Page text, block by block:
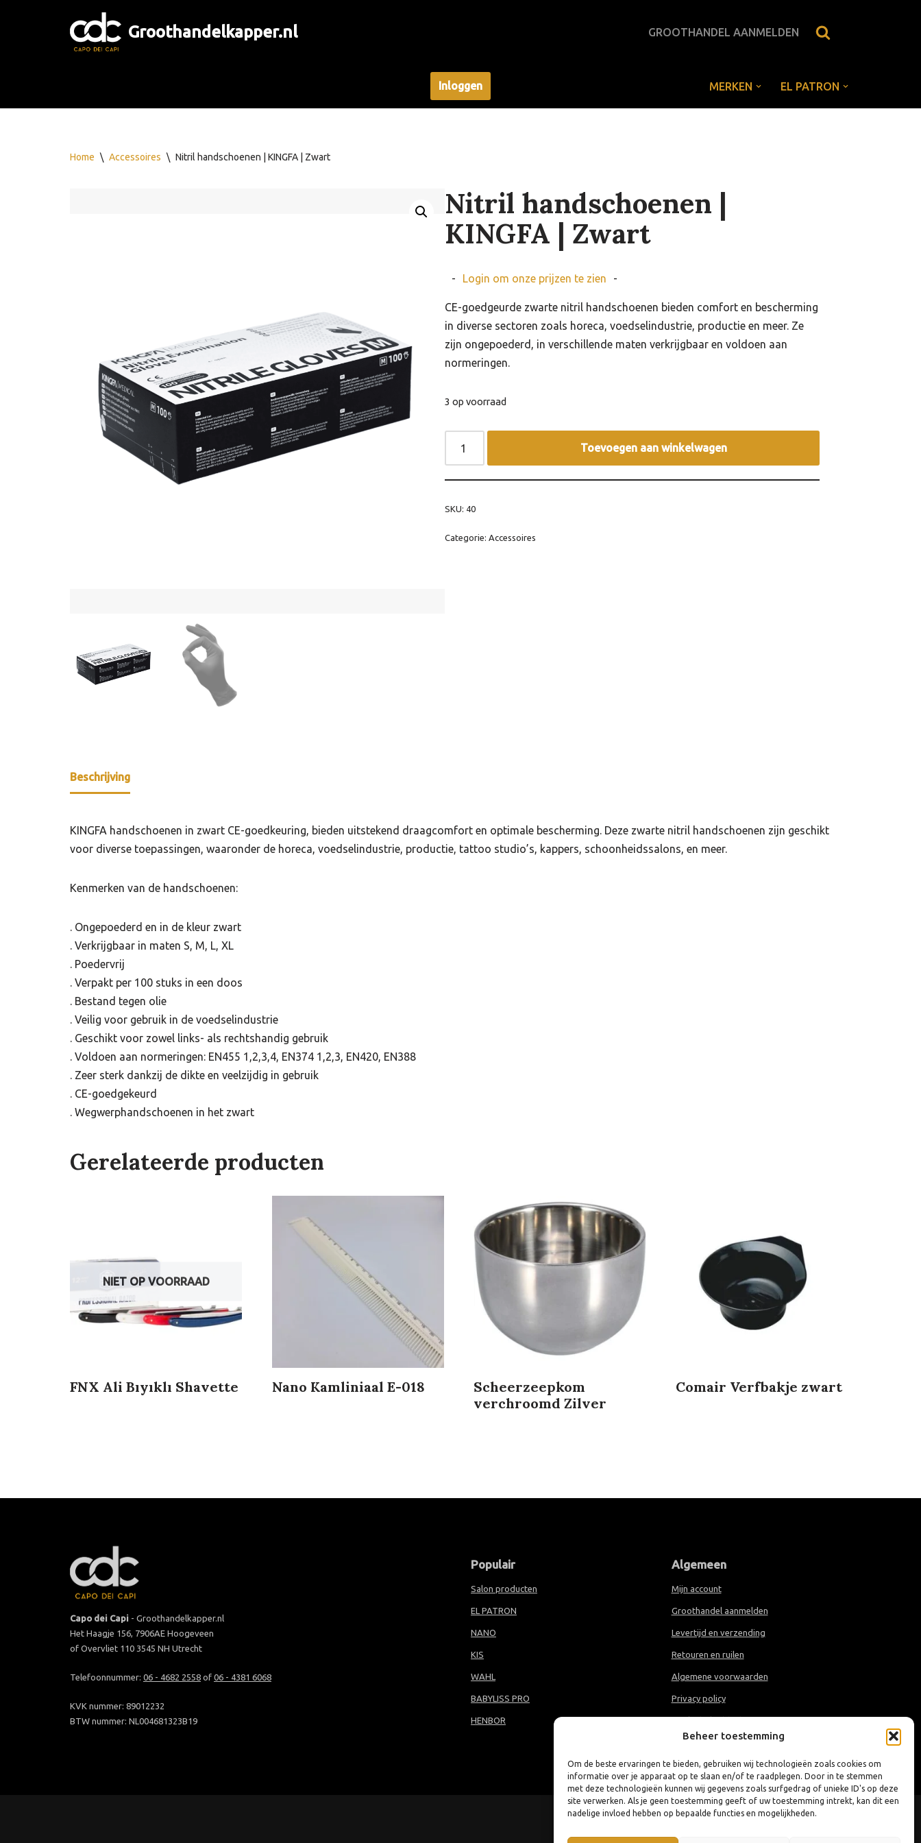
Beheer toestemming
Om de beste ervaringen te bieden, gebruiken wij technologieën zoals cookies om
informatie over je apparaat op te slaan en/of te raadplegen. Door in te stemmen
met deze technologieën kunnen wij gegevens zoals surfgedrag of unieke ID's op deze
site verwerken. Als je geen toestemming geeft of uw toestemming intrekt, kan dit een
nadelige invloed hebben op bepaalde functies en mogelijkheden.
Groothandelkapper.nl GROOTHANDEL AANMELDEN
Inloggen MERKEN EL PATRON
Home \ Accessoires \ Nitril handschoenen | KINGFA | Zwart
Nitril handschoenen |
KINGFA | Zwart
- Login om onze prijzen te zien -
CE-goedgeurde zwarte nitril handschoenen bieden comfort en bescherming
in diverse sectoren zoals horeca, voedselindustrie, productie en meer. Ze
zijn ongepoederd, in verschillende maten verkrijgbaar en voldoen aan
normeringen.
3 op voorraad
Toevoegen aan winkelwagen
SKU: 40
Categorie:Accessoires
Beschrijving
KINGFA handschoenen in zwart CE-goedkeuring, bieden uitstekend draagcomfort en optimale bescherming. Deze zwarte nitril handschoenen zijn geschikt
voor diverse toepassingen, waaronder de horeca, voedselindustrie, productie, tattoo studio’s, kappers, schoonheidssalons, en meer.
Kenmerken van de handschoenen:
. Ongepoederd en in de kleur zwart
. Verkrijgbaar in maten S, M, L, XL
. Poedervrij
. Verpakt per 100 stuks in een doos
. Bestand tegen olie
. Veilig voor gebruik in de voedselindustrie
. Geschikt voor zowel links- als rechtshandig gebruik
. Voldoen aan normeringen: EN455 1,2,3,4, EN374 1,2,3, EN420, EN388
. Zeer sterk dankzij de dikte en veelzijdig in gebruik
. CE-goedgekeurd
. Wegwerphandschoenen in het zwart
Gerelateerde producten
NIET OP VOORRAAD
FNX Ali Bıyıklı Shavette Nano Kamliniaal E-018
Scheerzeepkom
verchroomd Zilver
Comair Verfbakje zwart
Capo dei Capi - Groothandelkapper.nl
Het Haagje 156, 7906AE Hoogeveen
of Overvliet 110 3545 NH Utrecht
Telefoonnummer: 06 - 4682 2558 of 06 - 4381 6068
KVK nummer: 89012232
BTW nummer: NL004681323B19
Populair
Salon producten
EL PATRON
NANO
KIS
WAHL
BABYLISS PRO
HENBOR
Algemeen
Mijn account
Groothandel aanmelden
Levertijd en verzending
Retouren en ruilen
Algemene voorwaarden
Privacy policy